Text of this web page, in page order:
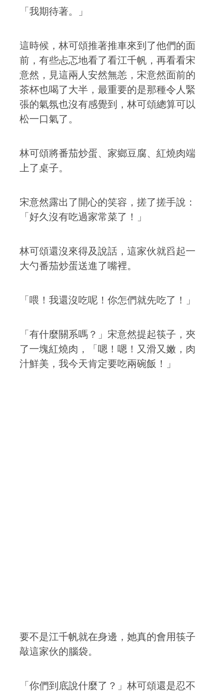
「我期待著。」
這時候，林可頌推著推車來到了他們的面
前，有些忐忑地看了看江千帆，再看看宋
意然，見這兩人安然無恙，宋意然面前的
茶杯也喝了大半，最重要的是那種令人緊
張的氣氛也沒有感覺到，林可頌總算可以
松一口氣了。
林可頌將番茄炒蛋、家鄉豆腐、紅燒肉端
上了桌子。
宋意然露出了開心的笑容，搓了搓手說：
「好久沒有吃過家常菜了！」
林可頌還沒來得及說話，這家伙就舀起一
大勺番茄炒蛋送進了嘴裡。
「喂！我還沒吃呢！你怎們就先吃了！」
「有什麼關系嗎？」宋意然提起筷子，夾
了一塊紅燒肉，「嗯！嗯！又滑又嫩，肉
汁鮮美，我今天肯定要吃兩碗飯！」
要不是江千帆就在身邊，她真的會用筷子
敲這家伙的腦袋。
「你們到底說什麼了？」林可頌還是忍不